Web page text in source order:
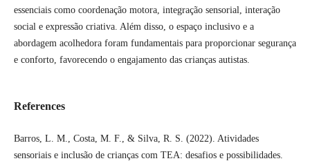
essenciais como coordenação motora, integração sensorial, interação
social e expressão criativa. Além disso, o espaço inclusivo e a
abordagem acolhedora foram fundamentais para proporcionar segurança
e conforto, favorecendo o engajamento das crianças autistas.
References
Barros, L. M., Costa, M. F., & Silva, R. S. (2022). Atividades
sensoriais e inclusão de crianças com TEA: desafios e possibilidades.